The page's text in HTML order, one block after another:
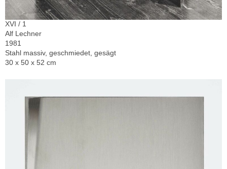
XVI / 1
Alf Lechner
1981
Stahl massiv, geschmiedet, gesägt
30 x 50 x 52 cm